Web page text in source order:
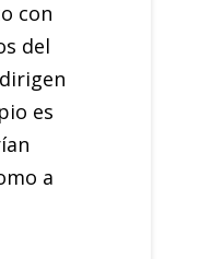
con
del
es
a